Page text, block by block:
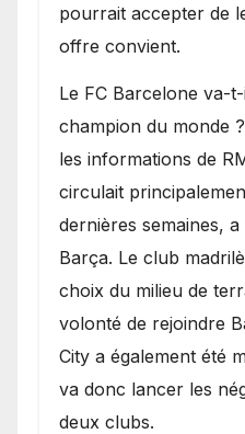
pourrait accepter de
offre convient.
​Le FC Barcelone va-
champion du monde
les informations de
circulait
dernières semaines,
Barça. Le club
choix du milieu de
volonté de rejoindre
City a également été
va donc lancer les
deux clubs.